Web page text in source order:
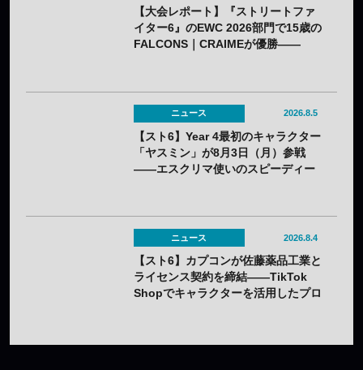
【大会レポート】『ストリートファ
イター6』のEWC 2026部門で15歳の
FALCONS｜CRAIMEが優勝——
ニュース 2026.8.5
【スト6】Year 4最初のキャラクター
「ヤスミン」が8月3日（月）参戦
——エスクリマ使いのスピーディー
ニュース 2026.8.4
【スト6】カプコンが佐藤薬品工業と
ライセンス契約を締結——TikTok
Shopでキャラクターを活用したプロ